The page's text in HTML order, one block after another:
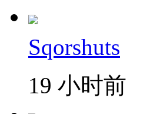
Sqorshuts
19 小时前